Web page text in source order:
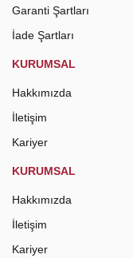
Garanti Şartları
İade Şartları
KURUMSAL
Hakkımızda
İletişim
Kariyer
KURUMSAL
Hakkımızda
İletişim
Kariyer